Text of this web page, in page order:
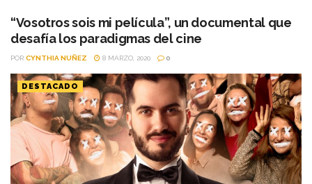
https://twitter.com/sitgesfestival/status/
Cada pieza está presentada por su director en...
“Vosotros sois mi película”, un documental que
desafía los paradigmas del cine
POR CYNTHIA NUÑEZ 8 MARZO, 2020 0
DESTACADO